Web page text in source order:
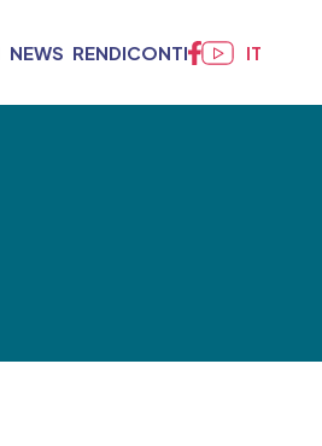
NEWS RENDICONTI IT